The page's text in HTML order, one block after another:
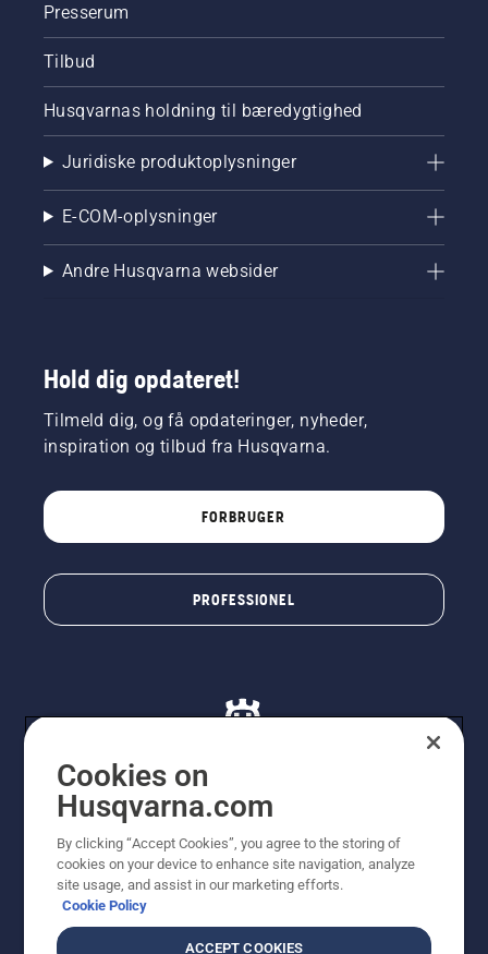
Presserum
Tilbud
Husqvarnas holdning til bæredygtighed
Juridiske produktoplysninger
E-COM-oplysninger
Andre Husqvarna websider
Hold dig opdateret!
Tilmeld dig, og få opdateringer, nyheder,
inspiration og tilbud fra Husqvarna.
FORBRUGER
PROFESSIONEL
viste priser er vejledende udsalgspriser. Der tages
forbehold for stave- og trykfejl samt prisændringer. Vi
stræber efter at have så nøjagtige oplysningerne på
dette websted som muligt. Alle anførte priser er
vejledende udsalgspriser (inkl. moms), medmindre
Cookies on
Husqvarna.com
By clicking “Accept Cookies”, you agree to the storing of
cookies on your device to enhance site navigation, analyze
site usage, and assist in our marketing efforts.
Cookie Policy
ACCEPT COOKIES